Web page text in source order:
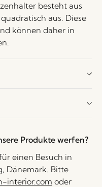
besteht aus
aus. Diese
können daher in
Produkte werfen?
einen Besuch in
Dänemark. Bitte
interior.com oder